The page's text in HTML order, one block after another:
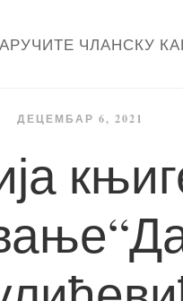
ЧЛАНСКУ
ДЕЦЕМБАР 6, 2021